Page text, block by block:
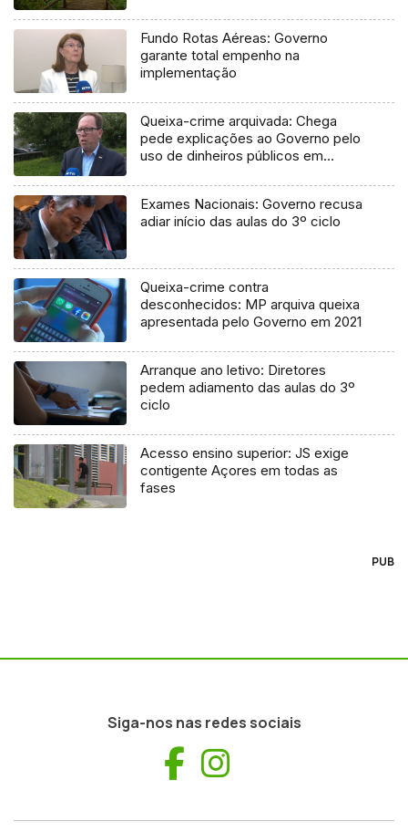
Fundo Rotas Aéreas: Governo
garante total empenho na
implementação
Queixa-crime arquivada: Chega
pede explicações ao Governo pelo
uso de dinheiros públicos em
Exames Nacionais: Governo recusa
adiar início das aulas do 3º ciclo
Queixa-crime contra
desconhecidos: MP arquiva queixa
apresentada pelo Governo em 2021
Arranque ano letivo: Diretores
pedem adiamento das aulas do 3º
ciclo
Acesso ensino superior: JS exige
contigente Açores em todas as
fases
PUB
Siga-nos nas redes sociais
Facebook